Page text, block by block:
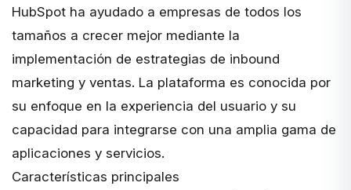
HubSpot ha ayudado a empresas de todos los
tamaños a crecer mejor mediante la
implementación de estrategias de inbound
marketing y ventas. La plataforma es conocida por
su enfoque en la experiencia del usuario y su
capacidad para integrarse con una amplia gama de
aplicaciones y servicios.
Características principales